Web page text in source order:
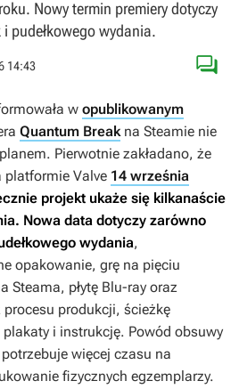
Nowy termin premiery dotyczy
pudełkowego wydania.
14:43 
w opublikowanym
Quantum Breakna Steamie nie
Pierwotnie zakładano, że
platformie Valve 14 września
projekt ukaże się kilkanaście
Nowa data dotyczy zarówno
wydania,
opakowanie, grę na pięciu
Steama, płytę Blu-ray oraz
procesu produkcji, ścieżkę
i instrukcję. Powód obsuwy
więcej czasu na
fizycznych egzemplarzy.